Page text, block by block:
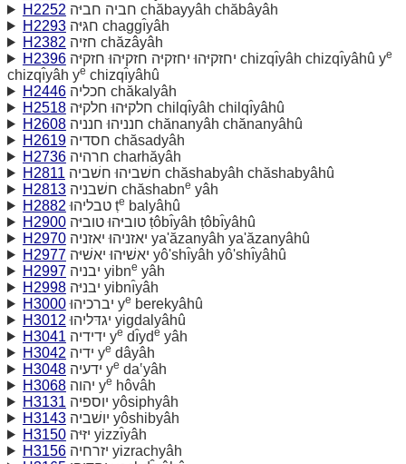
H2252
חביה חביּה chăbayyâh chăbâyâh
H2293
חגּיּה chaggı̂yâh
H2382
חזיה chăzâyâh
H2396
יחזקיּהוּ יחזקיּה חזקיּהוּ חזקיּה chizqı̂yâh chizqı̂yâhû ye
chizqı̂yâh ye chizqı̂yâhû
H2446
חכליה chăkalyâh
H2518
חלקיּהוּ חלקיּה chilqı̂yâh chilqı̂yâhû
H2608
חנניהוּ חנניה chănanyâh chănanyâhû
H2619
חסדיה chăsadyâh
H2736
חרהיה charhăyâh
H2811
חשׁביהוּ חשׁביה chăshabyâh chăshabyâhû
H2813
חשׁבניה chăshabne yâh
H2882
טבליהוּ ṭe balyâhû
H2900
טוביּהוּ טוביּה ṭôbı̂yâh ṭôbı̂yâhû
H2970
יאזניהוּ יאזניה ya'ăzanyâh ya'ăzanyâhû
H2977
יאשׁיּהוּ יאשׁיּה yô'shı̂yâh yô'shı̂yâhû
H2997
יבניה yibne yâh
H2998
יבניּה yibnı̂yâh
H3000
יברכיהוּ ye berekyâhû
H3012
יגדּליהוּ yigdalyâhû
H3041
ידידיה ye dı̂yde yâh
H3042
ידיה ye dâyâh
H3048
ידעיה ye da‛yâh
H3068
יהוה ye hôvâh
H3131
יוספיה yôsiphyâh
H3143
יושׁביה yôshibyâh
H3150
יזּיּה yizzı̂yâh
H3156
יזרחיה yizrachyâh